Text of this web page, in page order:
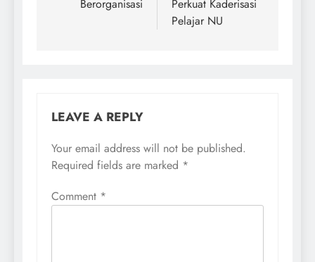
Berorganisasi
Perkuat Kaderisasi
Pelajar NU
LEAVE A REPLY
Your email address will not be published.
Required fields are marked *
Comment *